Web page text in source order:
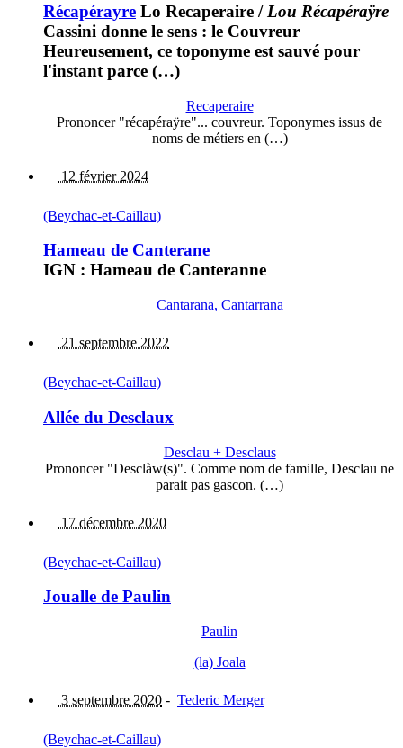
Récapérayre Lo Recaperaire / Lou Récapéraÿre
Cassini donne le sens : le Couvreur
Heureusement, ce toponyme est sauvé pour
l'instant parce (…)
Recaperaire
Prononcer "récapéraÿre"... couvreur. Toponymes issus de
noms de métiers en (…)
12 février 2024
(Beychac-et-Caillau)
Hameau de Canterane
IGN : Hameau de Canteranne
Cantarana, Cantarrana
21 septembre 2022
(Beychac-et-Caillau)
Allée du Desclaux
Desclau + Desclaus
Prononcer "Desclàw(s)". Comme nom de famille, Desclau ne
parait pas gascon. (…)
17 décembre 2020
(Beychac-et-Caillau)
Joualle de Paulin
Paulin
(la) Joala
3 septembre 2020 - Tederic Merger
(Beychac-et-Caillau)